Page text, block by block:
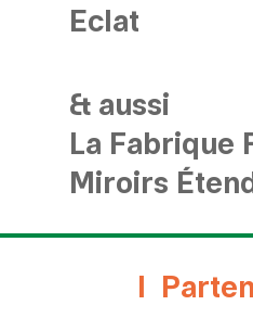
Eclat
& aussi
La Fabrique
Miroirs